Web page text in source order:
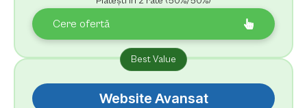
Cere ofertă
Website Avansat
Best Value